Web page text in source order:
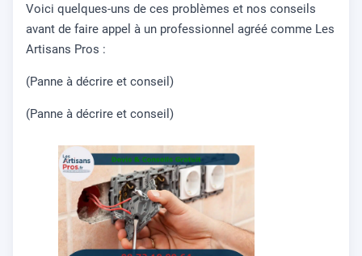
Voici quelques-uns de ces problèmes et nos conseils
avant de faire appel à un professionnel agréé comme Les
Artisans Pros :
(Panne à décrire et conseil)
(Panne à décrire et conseil)